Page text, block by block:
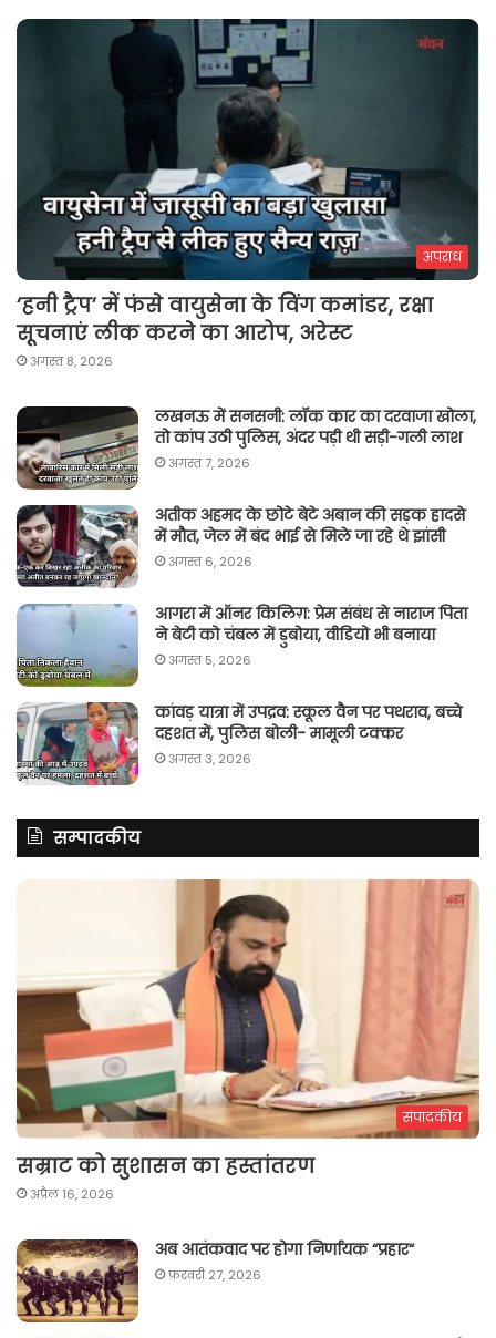
अपराध
‘हनी ट्रैप’ में फंसे वायुसेना के विंग कमांडर, रक्षा
सूचनाएं लीक करने का आरोप, अरेस्ट
अगस्त 8, 2026
लखनऊ में सनसनी: लॉक कार का दरवाजा खोला,
तो कांप उठी पुलिस, अंदर पड़ी थी सड़ी-गली लाश
अगस्त 7, 2026
अतीक अहमद के छोटे बेटे अबान की सड़क हादसे
में मौत, जेल में बंद भाई से मिले जा रहे थे झांसी
अगस्त 6, 2026
आगरा में ऑनर किलिग़: प्रेम संबंध से नाराज पिता
ने बेटी को चंबल में डुबोया, वीडियो भी बनाया
अगस्त 5, 2026
कांवड़ यात्रा में उपद्रव: स्कूल वैन पर पथराव, बच्चे
दहशत में, पुलिस बोली- मामूली टक्कर
अगस्त 3, 2026
सम्पादकीय
संपादकीय
सम्राट को सुशासन का हस्तांतरण
अप्रैल 16, 2026
अब आतंकवाद पर होगा निर्णायक “प्रहार“
फ़रवरी 27, 2026